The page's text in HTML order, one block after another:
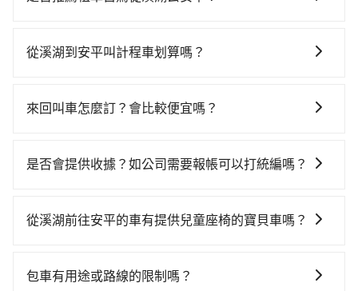
車程約40分鐘。抵達高鐵站後，步行進站、現場購票並
元，再用5分鐘出站、等待車站前排班的計程車，搭上小
行，高鐵加轉乘之平均每人花費為1,350元。不過彰化縣
城市的30倍。縱使幸運攔到一輛小黃了，彰化縣少部分
人平均花費約1,240元，費時1小時58分鐘。選擇搭乘高
時不需要閉目養神（因為要自己開車），最重要的是你
$115~205承租小轎車，每公里再額外加收$3.2，從溪湖
將eTag和可能的每小時40元路邊停車費用預估進去，但
Vios這類乘坐體驗較差的車款，如果人數超過四位，更
客遺留的垃圾或者撞凹的車門仍未被修理，每一次租車
從溪湖到安平叫計程車划算嗎？
灣大車隊、Uber和Yoxi。依照里程跳錶計算，價格約為
化縣僅有合法計程車約1,640輛，計程車密度為雙北的
區的計程車也不是這麼好叫，建議事先做好規劃。再加
合以上，無論在價格或服務品質上，tripool都是你從溪
來回叫車怎麼訂？會比較便宜嗎？
趟車的資訊，所以如果需要來回叫車，請分兩筆訂單預
不限單程或來回。
是否會提供收據？如公司需要報帳可以打統編嗎？
旅行業代收轉付電子收據，如果公司需要報公帳，在預
帳，完全符合台灣的法律規範。
從溪湖前往安平的車有提供兒童座椅的寶貝車嗎？
繫好安全帶，如四歲以下或身高不足的幼童無法正常綁
包車有用途或路線的限制嗎？